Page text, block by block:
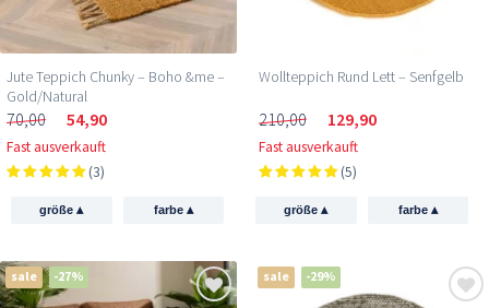
Jute Teppich Chunky – Boho &me –
Gold/Natural
70,00 54,90
Fast ausverkauft
(3)
größe▴ farbe ▴
Wollteppich Rund Lett – Senfgelb
210,00 129,90
Fast ausverkauft
(5)
größe▴ farbe ▴
sale -27% sale -29%